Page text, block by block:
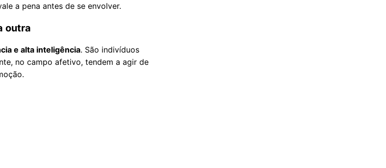
a pena antes de se envolver.
outra
e alta inteligência. São indivíduos
no campo afetivo, tendem a agir de